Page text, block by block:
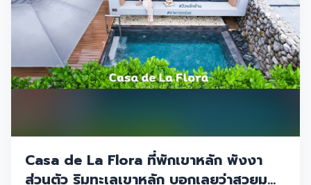
Casa de La Flora ที่พักเขาหลัก พังงา
ส่วนตัว ริมทะเลเขาหลัก บอกเลยว่าสวยม